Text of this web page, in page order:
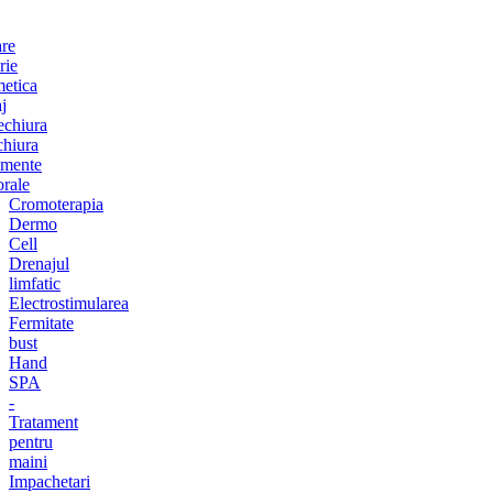
Cromoterapia
Dermo
Cell
Drenajul
limfatic
Electrostimularea
Fermitate
bust
Hand
SPA
-
Tratament
pentru
maini
Impachetari